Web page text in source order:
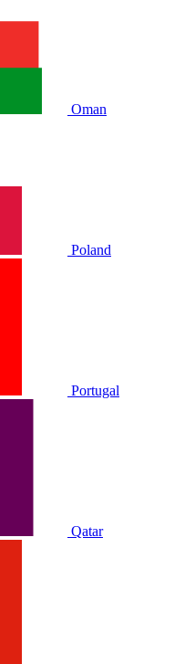
Oman
Poland
Portugal
Qatar